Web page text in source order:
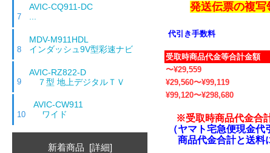
7
AVIC-CQ911-DC
...
8
MDV-M911HDL
インダッシュ9V型彩速ナビ
9
AVIC-RZ822-D
７型 地上デジタルＴＶ
10
AVIC-CW911
ワイド
新着商品 [詳細]
発送伝票の複写
代引き手数料
受取時商品代金等合計金額
〜¥29,559
¥29,560〜¥99,119
¥99,120〜¥298,680
※受取時商品代金合
（ヤマト宅急便現金
商品代金合計と送料